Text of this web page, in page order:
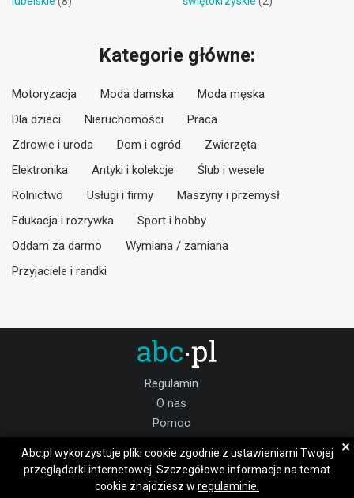
Kategorie główne:
Motoryzacja Moda damska
Moda męska
Dla dzieci
Nieruchomości
Praca
Zdrowie i uroda
Dom i ogród
Zwierzęta
Elektronika
Antyki i kolekcje
Ślub i wesele
Rolnictwo
Usługi i firmy
Maszyny i przemysł
Edukacja i rozrywka
Sport i hobby
Oddam za darmo
Wymiana / zamiana
Przyjaciele i randki
Regulamin
O nas
Pomoc
Praca
Dołącz do nas:
Abc.pl wykorzystuje pliki cookie zgodnie z ustawieniami Twojej
przeglądarki internetowej. Szczegółowe informacje na temat
cookie znajdziesz w regulaminie.
×